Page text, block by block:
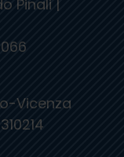
Pinali |
Vicenza